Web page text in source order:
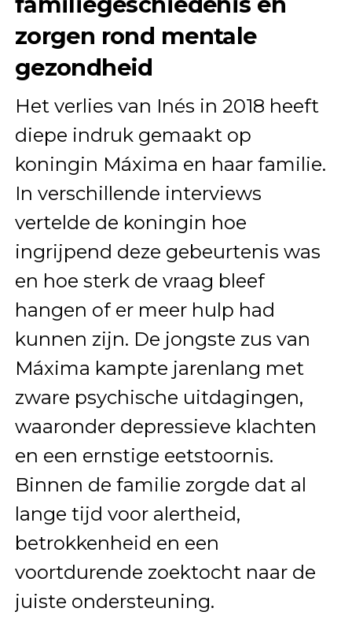
zorgen rond mentale
gezondheid
Het verlies van Inés in 2018 heeft
diepe indruk gemaakt op
koningin Máxima en haar familie.
In verschillende interviews
vertelde de koningin hoe
ingrijpend deze gebeurtenis was
en hoe sterk de vraag bleef
hangen of er meer hulp had
kunnen zijn. De jongste zus van
Máxima kampte jarenlang met
zware psychische uitdagingen,
waaronder depressieve klachten
en een ernstige eetstoornis.
Binnen de familie zorgde dat al
lange tijd voor alertheid,
betrokkenheid en een
voortdurende zoektocht naar de
juiste ondersteuning.